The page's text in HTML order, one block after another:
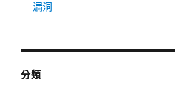
漏洞
分類